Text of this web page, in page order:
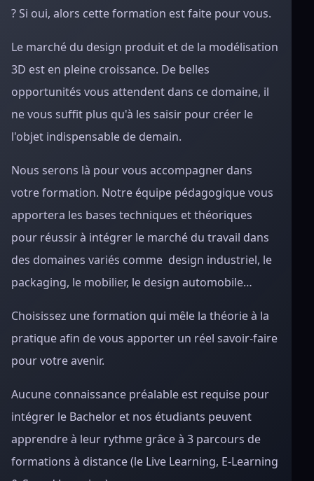
? Si oui, alors cette formation est faite pour vous.
Le marché du design produit et de la modélisation
3D est en pleine croissance. De belles
opportunités vous attendent dans ce domaine, il
ne vous suffit plus qu'à les saisir pour créer le
l'objet indispensable de demain.
Nous serons là pour vous accompagner dans
votre formation. Notre équipe pédagogique vous
apportera les bases techniques et théoriques
pour réussir à intégrer le marché du travail dans
des domaines variés comme design industriel, le
packaging, le mobilier, le design automobile…
Choisissez une formation qui mêle la théorie à la
pratique afin de vous apporter un réel savoir-faire
pour votre avenir.
Aucune connaissance préalable est requise pour
intégrer le Bachelor et nos étudiants peuvent
apprendre à leur rythme grâce à 3 parcours de
formations à distance (le Live Learning, E-Learning